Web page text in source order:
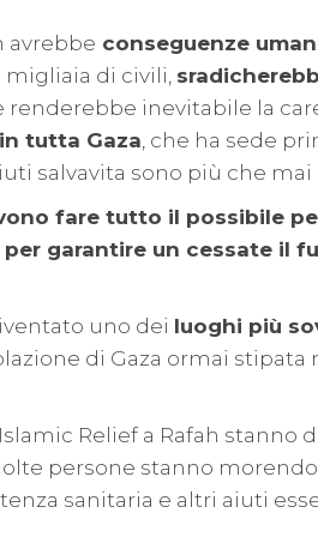
avrebbe conseguenze
di civili,
renderebbe inevitabile la
tutta Gaza, che ha sede
salvavita sono più che mai
fare tutto il possibile
garantire un cessate il
uno dei luoghi più
di Gaza ormai
Relief a Rafah
persone stanno
sanitaria e altri aiuti